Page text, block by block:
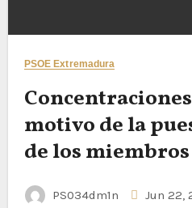
PSOE Extremadura
motivo de la
de los
PS034dm1n Jun 22,